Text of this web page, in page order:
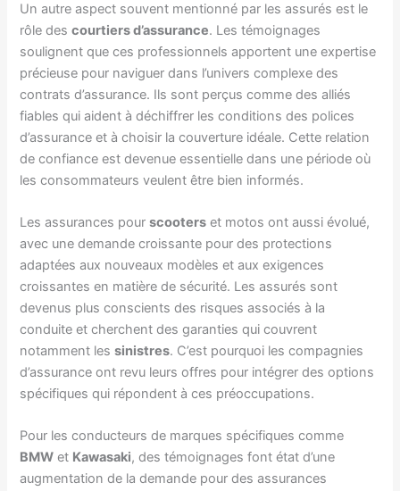
Un autre aspect souvent mentionné par les assurés est le
rôle descourtiers d’assurance. Les témoignages
soulignent que ces professionnels apportent une expertise
précieuse pour naviguer dans l’univers complexe des
contrats d’assurance. Ils sont perçus comme des alliés
fiables qui aident à déchiffrer les conditions des polices
d’assurance et à choisir la couverture idéale. Cette relation
de confiance est devenue essentielle dans une période où
les consommateurs veulent être bien informés.
Les assurances pourscooters et motos ont aussi évolué,
avec une demande croissante pour des protections
adaptées aux nouveaux modèles et aux exigences
croissantes en matière de sécurité. Les assurés sont
devenus plus conscients des risques associés à la
conduite et cherchent des garanties qui couvrent
notamment lessinistres. C’est pourquoi les compagnies
d’assurance ont revu leurs offres pour intégrer des options
spécifiques qui répondent à ces préoccupations.
Pour les conducteurs de marques spécifiques comme
BMW et Kawasaki, des témoignages font état d’une
augmentation de la demande pour des assurances